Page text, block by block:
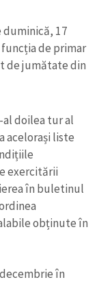
17
de primar
de jumătate din
al doilea tur al
acelorași liste
exercitării
în buletinul
obținute în
în